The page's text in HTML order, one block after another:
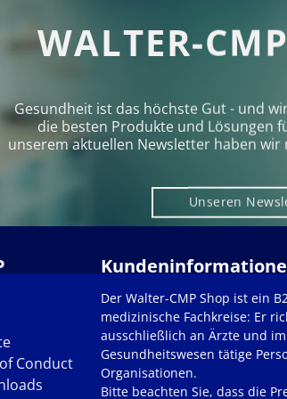
WALTER-
Gesundheit ist das höchste Gut - und
die besten Produkte und Lösungen
unserem aktuellen Newsletter haben
Unseren
Conduct
Der Walter-CMP Shop ist ein
medizinische Fachkreise: Er
ausschließlich an Ärzte und im
Gesundheitswesen tätige
Organisationen.
Bitte beachten Sie, dass die